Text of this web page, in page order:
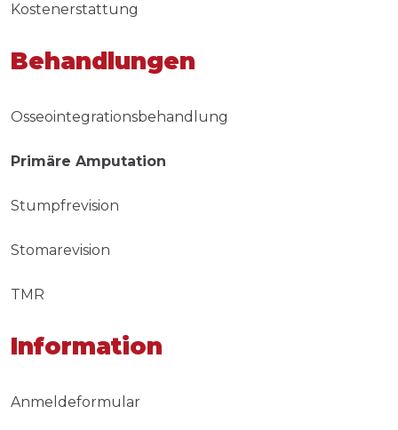
Kostenerstattung
Behandlungen
Osseointegrationsbehandlung
Primäre Amputation
Stumpfrevision
Stomarevision
TMR
Information
Anmeldeformular